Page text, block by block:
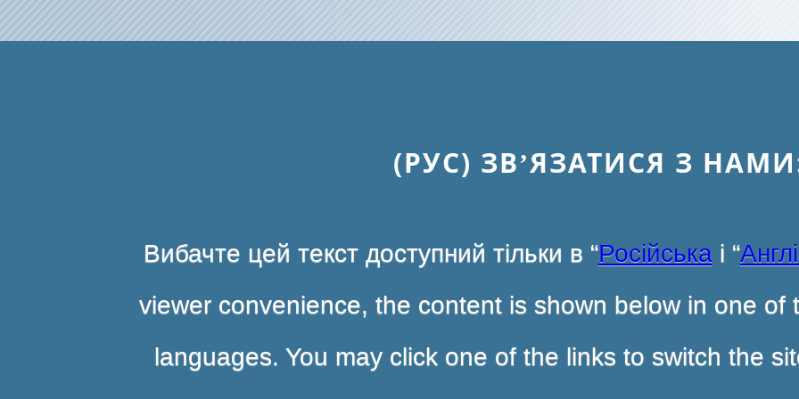
(РУС) ЗВ’ЯЗАТИСЯ З
Вибачте цей текст доступний тільки в “Російськаі “
viewer convenience, the content is shown below in one of
languages. You may click one of the links to switch the